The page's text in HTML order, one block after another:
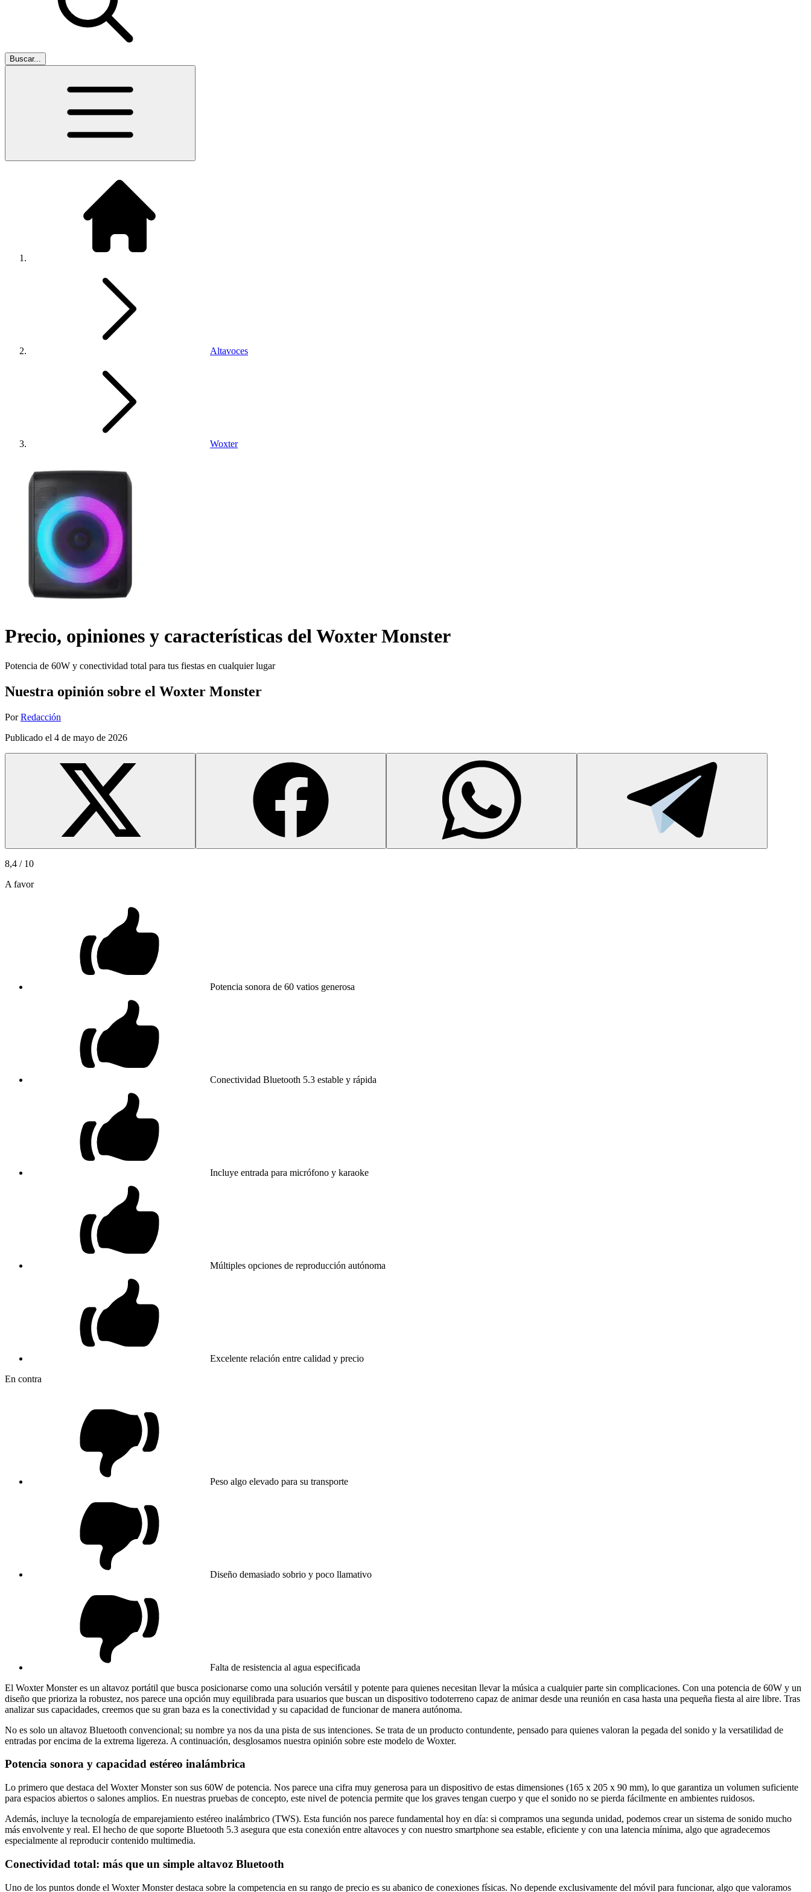
Buscar...
Altavoces
Woxter
Precio, opiniones y características delWoxter Monster
Potencia de 60W y conectividad total para tus fiestas en cualquier lugar
Nuestra opinión sobre el Woxter Monster
Por Redacción
Publicado el 4 de mayo de 2026
8,4 / 10
A favor
Potencia sonora de 60 vatios generosa
Conectividad Bluetooth 5.3 estable y rápida
Incluye entrada para micrófono y karaoke
Múltiples opciones de reproducción autónoma
Excelente relación entre calidad y precio
En contra
Peso algo elevado para su transporte
Diseño demasiado sobrio y poco llamativo
Falta de resistencia al agua especificada
El Woxter Monster es un altavoz portátil que busca posicionarse como una solución versátil y potente para quienes necesitan llevar la música a cualquier parte sin complicaciones. Con una potencia de 60W y un
diseño que prioriza la robustez, nos parece una opción muy equilibrada para usuarios que buscan un dispositivo todoterreno capaz de animar desde una reunión en casa hasta una pequeña fiesta al aire libre. Tras
analizar sus capacidades, creemos que su gran baza es la conectividad y su capacidad de funcionar de manera autónoma.
No es solo un altavoz Bluetooth convencional; su nombre ya nos da una pista de sus intenciones. Se trata de un producto contundente, pensado para quienes valoran la pegada del sonido y la versatilidad de
entradas por encima de la extrema ligereza. A continuación, desglosamos nuestra opinión sobre este modelo de Woxter.
Potencia sonora y capacidad estéreo inalámbrica
Lo primero que destaca del Woxter Monster son sus 60W de potencia. Nos parece una cifra muy generosa para un dispositivo de estas dimensiones (165 x 205 x 90 mm), lo que garantiza un volumen suficiente
para espacios abiertos o salones amplios. En nuestras pruebas de concepto, este nivel de potencia permite que los graves tengan cuerpo y que el sonido no se pierda fácilmente en ambientes ruidosos.
Además, incluye la tecnología de emparejamiento estéreo inalámbrico (TWS). Esta función nos parece fundamental hoy en día: si compramos una segunda unidad, podemos crear un sistema de sonido mucho
más envolvente y real. El hecho de que soporte Bluetooth 5.3 asegura que esta conexión entre altavoces y con nuestro smartphone sea estable, eficiente y con una latencia mínima, algo que agradecemos
especialmente al reproducir contenido multimedia.
Conectividad total: más que un simple altavoz Bluetooth
Uno de los puntos donde el Woxter Monster destaca sobre la competencia en su rango de precio es su abanico de conexiones físicas. No depende exclusivamente del móvil para funcionar, algo que valoramos